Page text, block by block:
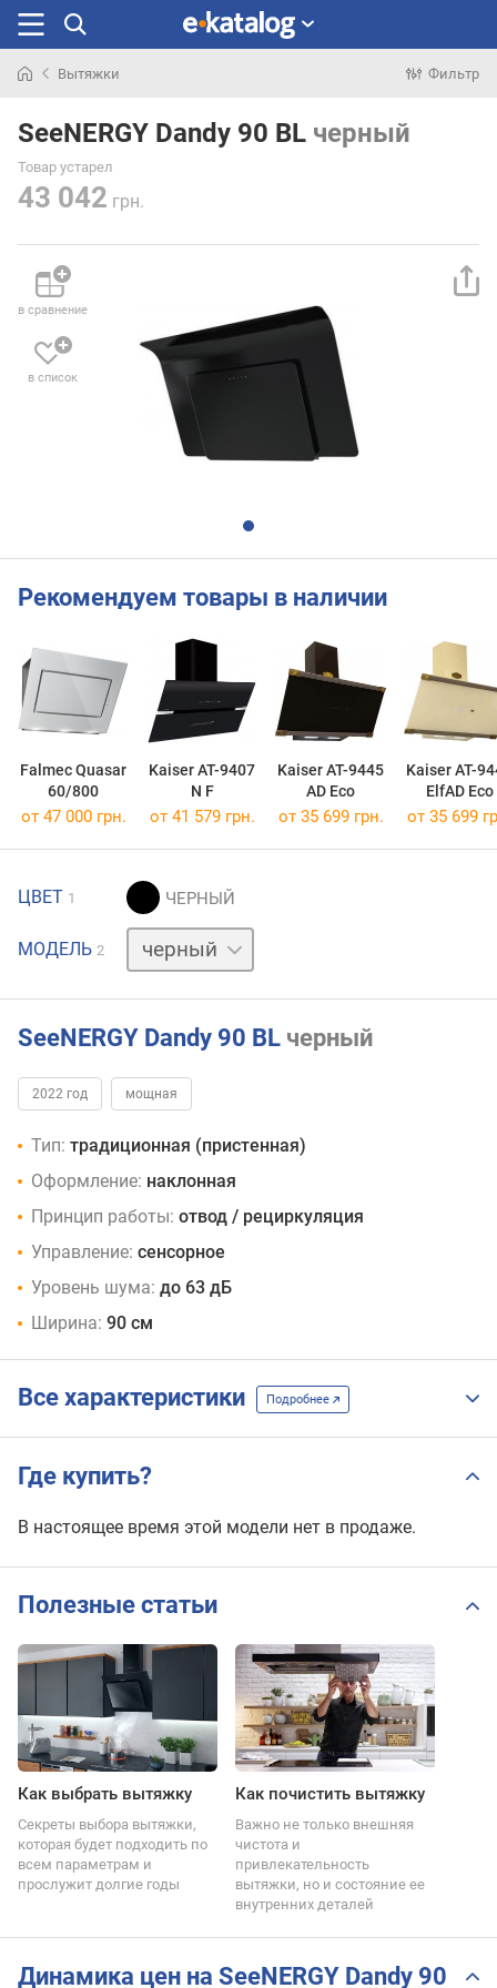
раньше
Вытяжки Фильтр
SeeNERGY Dandy 90 BL черный
Товар устарел
43 042 грн.
в сравнение
в список
Рекомендуем товары в наличии
Falmec Quasar
60/800
Kaiser AT-9407
N F
Kaiser AT-9445
AD Eco
Kaiser AT-
ElfAD Eco
от 47 000 грн. от 41 579 грн. от 35 699 грн. от 35 699
ЦВЕТ 1
МОДЕЛЬ 2
SeeNERGY Dandy 90 BL черный
2022 год мощная
Тип: традиционная (пристенная)
Оформление: наклонная
Принцип работы: отвод / рециркуляция
Управление: сенсорное
Уровень шума: до 63 дБ
Ширина: 90 см
Все характеристики Подробнее
Где купить?
В настоящее время этой модели нет в продаже.
Полезные статьи
Как выбрать вытяжку
Секреты выбора вытяжки,
которая будет подходить по
всем параметрам и
прослужит долгие годы
Как почистить вытяжку
Важно не только внешняя
чистота и
привлекательность
вытяжки, но и состояние ее
внутренних деталей
Динамика цен на SeeNERGY Dandy 90